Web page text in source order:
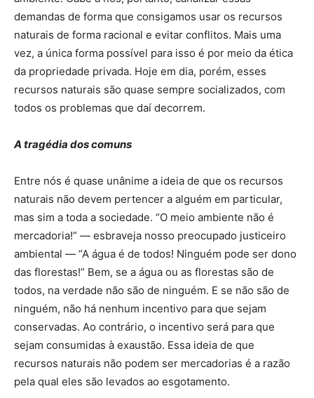
demandas de forma que consigamos usar os recursos
naturais de forma racional e evitar conflitos. Mais uma
vez, a única forma possível para isso é por meio da ética
da propriedade privada. Hoje em dia, porém, esses
recursos naturais são quase sempre socializados, com
todos os problemas que daí decorrem.
A tragédia dos comuns
Entre nós é quase unânime a ideia de que os recursos
naturais não devem pertencer a alguém em particular,
mas sim a toda a sociedade. “O meio ambiente não é
mercadoria!” — esbraveja nosso preocupado justiceiro
ambiental — “A água é de todos! Ninguém pode ser dono
das florestas!” Bem, se a água ou as florestas são de
todos, na verdade não são de ninguém. E se não são de
ninguém, não há nenhum incentivo para que sejam
conservadas. Ao contrário, o incentivo será para que
sejam consumidas à exaustão. Essa ideia de que
recursos naturais não podem ser mercadorias é a razão
pela qual eles são levados ao esgotamento.